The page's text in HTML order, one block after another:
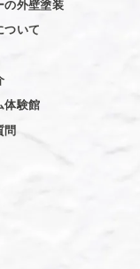
の外壁塗装
ついて
体験館
問